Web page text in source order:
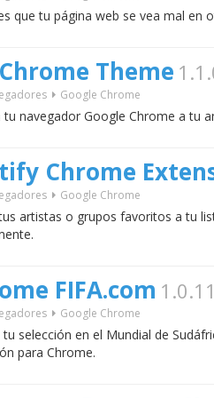
que tu página web se vea mal en
Theme
Google Chrome
tu navegador Google Chrome a tu
Chrome
Google Chrome
artistas o grupos favoritos a tu
FIFA.com 1.0.11
Google Chrome
tu selección en el Mundial de
para Chrome.